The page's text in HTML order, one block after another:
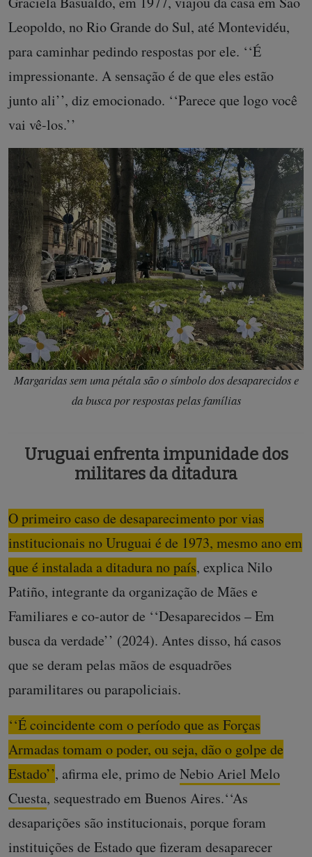
Leopoldo, no Rio Grande do Sul, até Montevidéu,
para caminhar pedindo respostas por ele. ‘‘É
impressionante. A sensação é de que eles estão
junto ali’’, diz emocionado. ‘‘Parece que logo você
vai vê-los.’’
Margaridas sem uma pétala são o símbolo dos desaparecidos e
da busca por respostas pelas famílias
Uruguai enfrenta impunidade dos
militares da ditadura
O primeiro caso de desaparecimento por vias
institucionais no Uruguai é de 1973, mesmo ano em
que é instalada a ditadura no país, explica Nilo
Patiño, integrante da organização de Mães e
Familiares e co-autor de ‘‘Desaparecidos – Em
busca da verdade’’ (2024). Antes disso, há casos
que se deram pelas mãos de esquadrões
paramilitares ou parapoliciais.
‘‘É coincidente com o período que as Forças
Armadas tomam o poder, ou seja, dão o golpe de
Estado’’, afirma ele, primo de Nebio Ariel Melo
Cuesta, sequestrado em Buenos Aires.‘‘As
desaparições são institucionais, porque foram
instituições de Estado que fizeram desaparecer